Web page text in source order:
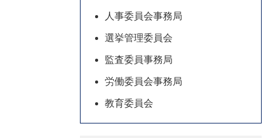
人事委員会事務局
選挙管理委員会
監査委員事務局
労働委員会事務局
教育委員会